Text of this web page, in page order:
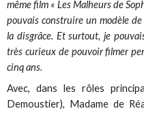
même film « Les Malheurs de
pouvais construire un modèle de
la disgrâce. Et surtout, je
très curieux de pouvoir filmer
cinq ans.
Avec, dans les rôles
Demoustier), Madame de